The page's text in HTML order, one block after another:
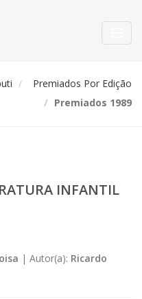
Premiados Por Edição
Premiados 1989
INFANTIL
| Autor(a): Ricardo